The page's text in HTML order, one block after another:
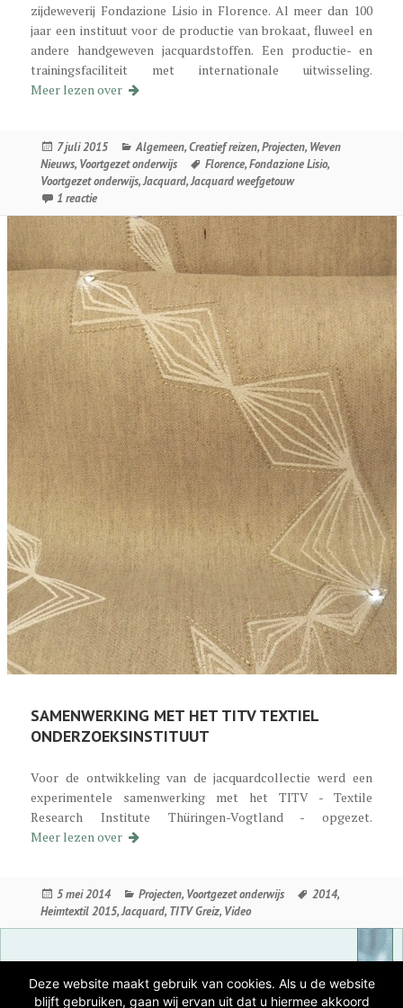
zijdeweverij Fondazione Lisio in Florence. Al meer dan 100
jaar een instituut voor de productie van brokaat, fluweel en
andere handgeweven jacquardstoffen. Een productie- en
trainingsfaciliteit met internationale uitwisseling.
Meer lezen over Fondazione Lisio Seidenweberei Florenz
Geplaatst
op
7 juli 2015 Categorieën
Algemeen,Creatief reizen,Projecten, Weven
Nieuws, Voortgezet onderwijs Tags
Florence,Fondazione Lisio,
Voortgezet onderwijs,Jacquard,Jacquard weefgetouw
1 reactieop Fondazione Lisio Seidenweberei Florenz
SAMENWERKING MET HET TITV TEXTIEL
ONDERZOEKSINSTITUUT
Voor de ontwikkeling van de jacquardcollectie werd een
experimentele samenwerking met het TITV - Textile
Research Institute Thüringen-Vogtland - opgezet.
Meer lezen over Kooperation mit dem TITV
Geplaatst
op
5 mei 2014 Categorieën
Projecten, Voortgezet onderwijs Tags
2014,
Heimtextil 2015,Jacquard, TITV Greiz, Video
Deze website maakt gebruik van cookies. Als u de website
blijft gebruiken, gaan wij ervan uit dat u hiermee akkoord